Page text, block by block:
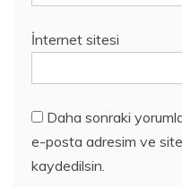
İnternet sitesi
Daha sonraki
e-posta adresim ve
kaydedilsin.